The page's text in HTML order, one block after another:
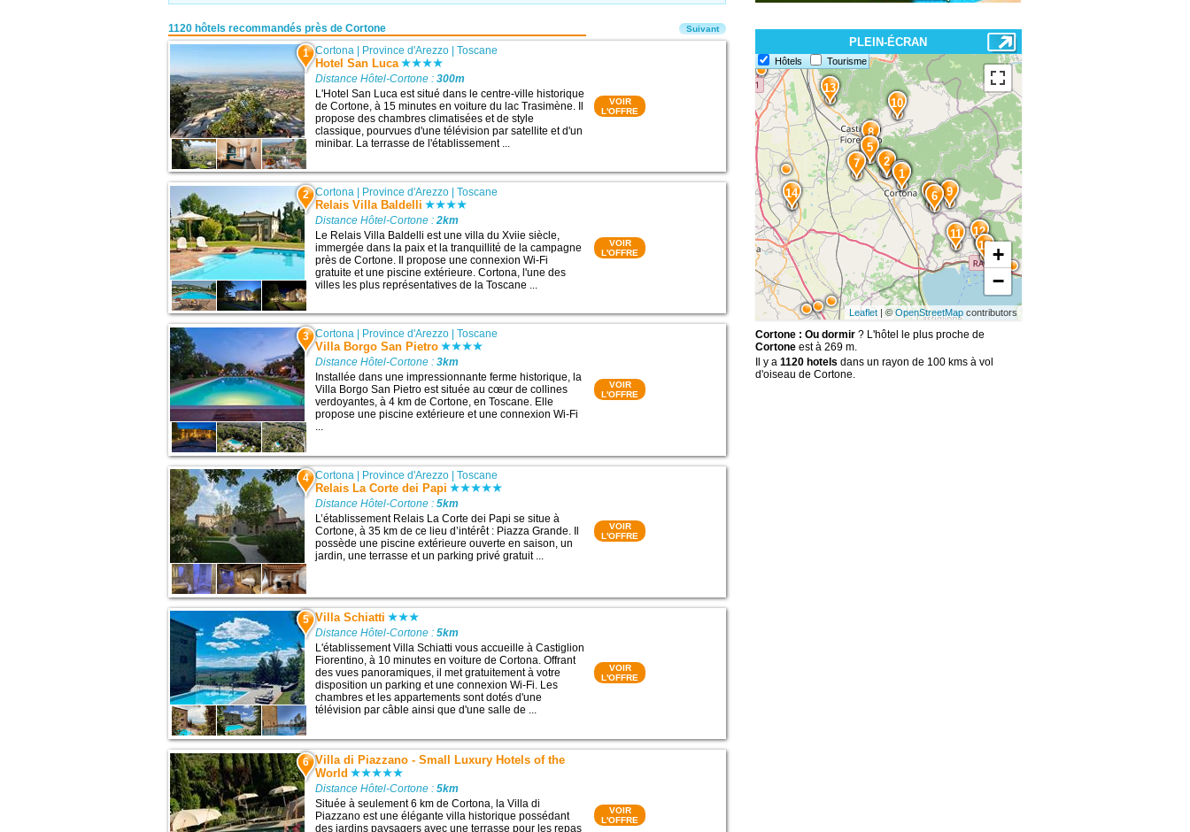
1120 hôtels recommandés près de Cortone
1 Cortona | Province d'Arezzo |Toscane
Hotel San Luca
Distance Hôtel-Cortone :300m
L'Hotel San Luca est situé dans le centre-ville historique
de Cortone, à 15 minutes en voiture du lac Trasimène. Il
propose des chambres climatisées et de style
classique, pourvues d'une télévision par satellite et d'un
minibar. La terrasse de l'établissement ...
VOIR
L'OFFRE
2 Cortona | Province d'Arezzo |Toscane
Relais Villa Baldelli
Distance Hôtel-Cortone :2km
Le Relais Villa Baldelli est une villa du Xviie siècle,
immergée dans la paix et la tranquillité de la campagne
près de Cortone. Il propose une connexion Wi-Fi
gratuite et une piscine extérieure. Cortona, l'une des
villes les plus représentatives de la Toscane ...
VOIR
L'OFFRE
3 Cortona Province d'Arezzo |Toscane
Villa Borgo San Pietro
Distance Hôtel-Cortone :3km
Installée dans une impressionnante ferme historique, la
Villa Borgo San Pietro est située au cœur de collines
verdoyantes, à 4 km de Cortone, en Toscane. Elle
propose une piscine extérieure et une connexion Wi-Fi
...
VOIR
L'OFFRE
4 Cortona Province d'Arezzo |Toscane
Relais La Corte dei Papi
Distance Hôtel-Cortone :5km
L’établissement Relais La Corte dei Papi se situe à
Cortone, à 35 km de ce lieu d’intérêt : Piazza Grande. Il
possède une piscine extérieure ouverte en saison, un
jardin, une terrasse et un parking privé gratuit ...
VOIR
L'OFFRE
5 Villa Schiatti
Distance Hôtel-Cortone :5km
L'établissement Villa Schiatti vous accueille à Castiglion
Fiorentino, à 10 minutes en voiture de Cortona. Offrant
des vues panoramiques, il met gratuitement à votre
disposition un parking et une connexion Wi-Fi. Les
chambres et les appartements sont dotés d'une
télévision par câble ainsi que d'une salle de ...
VOIR
L'OFFRE
6 Villa di Piazzano - Small Luxury Hotels of the
World
Distance Hôtel-Cortone :5km
Située à seulement 6 km de Cortona, la Villa di
Piazzano est une élégante villa historique possédant
des jardins paysagers avec une terrasse pour les repas
VOIR
L'OFFRE
Suivant
PLEIN-ÉCRAN
Hôtels Tourisme
15
14
13
12
11
10
9
8
7
6
5
4
3
2
1
+
−
Leaflet | ©OpenStreetMap contributors
Cortone : Ou dormir? L'hôtel le plus proche de
Cortoneest à 269 m.
Il y a 1120 hotels dans un rayon de 100 kms à vol
d'oiseau de Cortone.